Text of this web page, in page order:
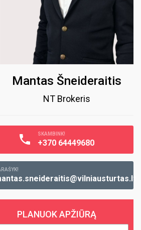
Mantas Šneideraitis
NT Brokeris
SKAMBINK!
+370 64449680
PLANUOK APŽIŪRĄ